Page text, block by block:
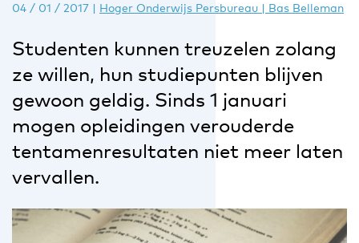
04 / 01 / 2017 | Hoger Onderwijs Persbureau | Bas Belleman
Studenten kunnen treuzelen zolang
ze willen, hun studiepunten blijven
gewoon geldig. Sinds 1 januari
mogen opleidingen verouderde
tentamenresultaten niet meer laten
vervallen.